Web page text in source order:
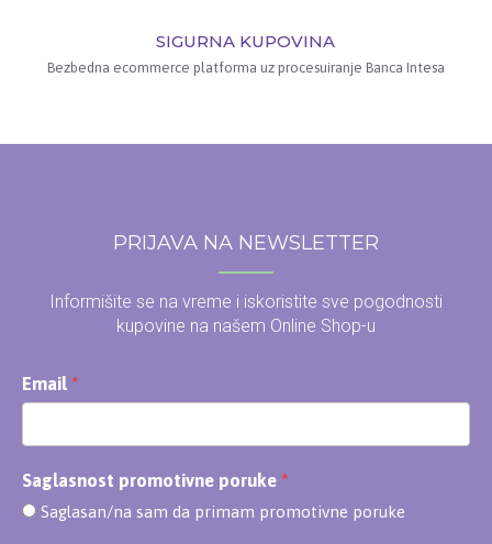
SIGURNA KUPOVINA
Bezbedna ecommerce platforma uz procesuiranje Banca Intesa
PRIJAVA NA NEWSLETTER
Informišite se na vreme i iskoristite sve pogodnosti
kupovine na našem Online Shop-u
Email
Saglasnost promotivne poruke
Saglasan/na sam da primam promotivne poruke